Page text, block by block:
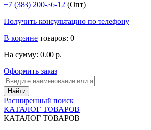
+7 (383) 200-36-12 (Опт)
Получить консультацию по телефону
В корзине товаров: 0
На сумму: 0.00 р.
Оформить заказ
Расширенный поиск
КАТАЛОГ ТОВАРОВ
КАТАЛОГ ТОВАРОВ